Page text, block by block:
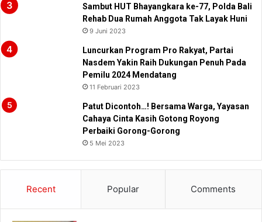
Sambut HUT Bhayangkara ke-77, Polda Bali
Rehab Dua Rumah Anggota Tak Layak Huni
9 Juni 2023
Luncurkan Program Pro Rakyat, Partai
Nasdem Yakin Raih Dukungan Penuh Pada
Pemilu 2024 Mendatang
11 Februari 2023
Patut Dicontoh…! Bersama Warga, Yayasan
Cahaya Cinta Kasih Gotong Royong
Perbaiki Gorong-Gorong
5 Mei 2023
Recent Popular Comments